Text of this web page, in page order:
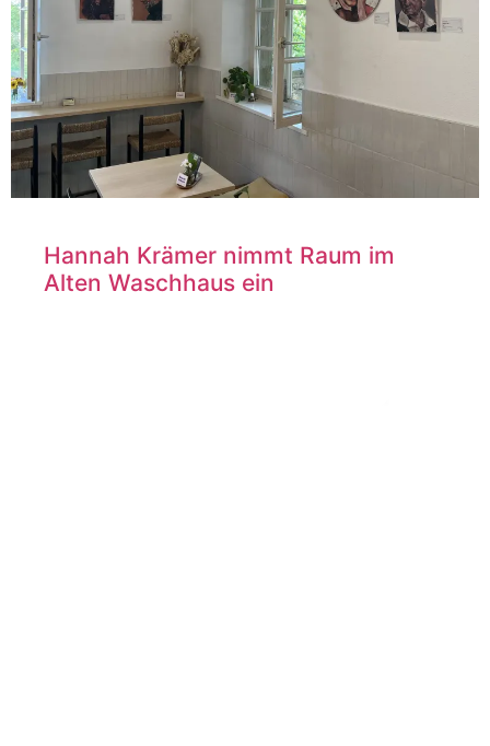
Hannah Krämer nimmt Raum im
Alten Waschhaus ein